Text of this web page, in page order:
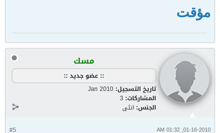
مؤقت
مسك
:: عضو جديد ::
تاريخ التسجيل: Jan 2010
المشاركات: 3
الجنس: انثى
#5 01-16-2010, 01:32 AM